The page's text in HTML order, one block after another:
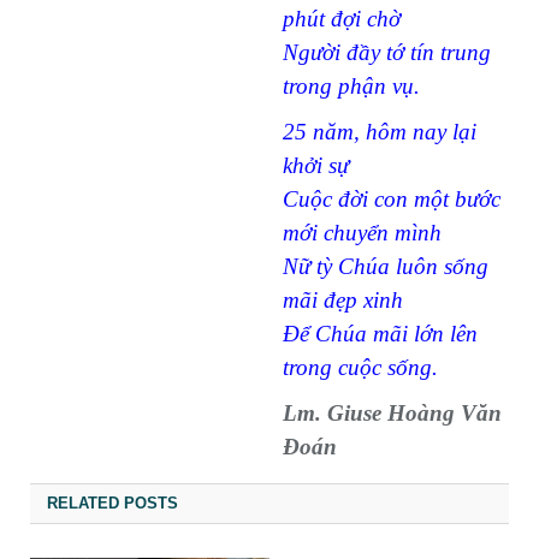
phút đợi chờ
Người đầy tớ tín trung
trong phận vụ.
25 năm, hôm nay lại
khởi sự
Cuộc đời con một bước
mới chuyển mình
Nữ tỳ Chúa luôn sống
mãi đẹp xinh
Để Chúa mãi lớn lên
trong cuộc sống.
Lm. Giuse Hoàng Văn
Đoán
RELATED POSTS